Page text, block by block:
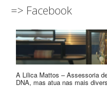
=> Facebook
A Lilica Mattos – Assessoria
DNA, mas atua nas mais